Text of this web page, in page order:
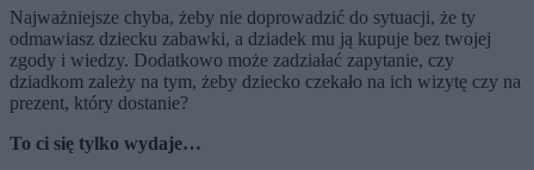
Najważniejsze chyba, żeby nie doprowadzić do sytuacji, że ty
odmawiasz dziecku zabawki, a dziadek mu ją kupuje bez twojej
zgody i wiedzy. Dodatkowo może zadziałać zapytanie, czy
dziadkom zależy na tym, żeby dziecko czekało na ich wizytę czy na
prezent, który dostanie?
To ci się tylko wydaje…